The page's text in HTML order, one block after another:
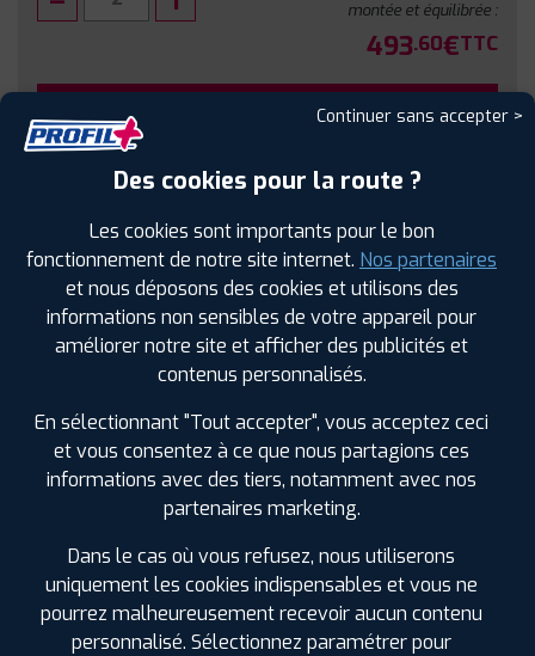
montée et équilibrée :
493.60€TTC
FAIRE INSTALLER CE PNEU
SPÉCIFICATIONS AVIS CLIENTS ÉTIQUETAGE
Continuer sans accepter >
Des cookies pour la route ?
Les cookies sont importants pour le bon
fonctionnement de notre site internet. Nos partenaires
et nous déposons des cookies et utilisons des
informations non sensibles de votre appareil pour
améliorer notre site et afficher des publicités et
contenus personnalisés.
En sélectionnant "Tout accepter", vous acceptez ceci
et vous consentez à ce que nous partagions ces
informations avec des tiers, notamment avec nos
partenaires marketing.
Dans le cas où vous refusez, nous utiliserons
uniquement les cookies indispensables et vous ne
pourrez malheureusement recevoir aucun contenu
personnalisé. Sélectionnez paramétrer pour